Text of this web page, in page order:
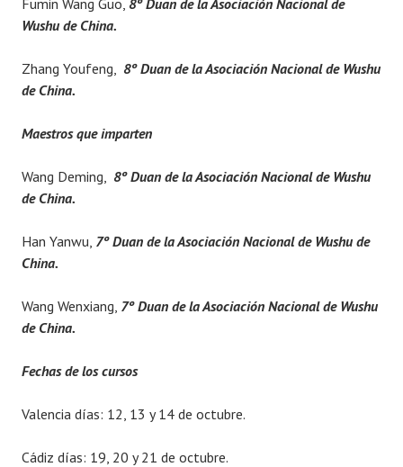
Wushu de China.
Zhang Youfeng, 8º Duan de la Asociación Nacional de Wushu
de China.
Maestros que imparten
Wang Deming,
8º Duan de la Asociación Nacional de Wushu
de China.
Han Yanwu, 7º Duan de la Asociación Nacional de Wushu de
China.
Wang Wenxiang, 7º Duan de la Asociación Nacional de Wushu
de China.
Fechas de los cursos
Valencia días: 12, 13 y 14 de octubre.
Cádiz días: 19, 20 y 21 de octubre.